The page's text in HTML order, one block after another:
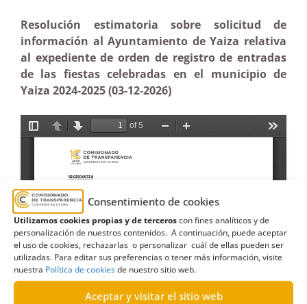
Consentimiento de cookies
Utilizamos cookies propias y de terceroscon fines analíticos y de
personalización de nuestros contenidos. A continuación, puede aceptar
el uso de cookies, rechazarlas o personalizar cuál de ellas pueden ser
utilizadas. Para editar sus preferencias o tener más información, visite
nuestra Política de cookiesde nuestro sitio web.
Aceptar y visitar el sitio web
Resolución estimatoria sobre solicitud de
información al Ayuntamiento de Yaiza relativa
al expediente de orden de registro de entradas
de las fiestas celebradas en el municipio de
Yaiza 2024-2025 (03-12-2026)